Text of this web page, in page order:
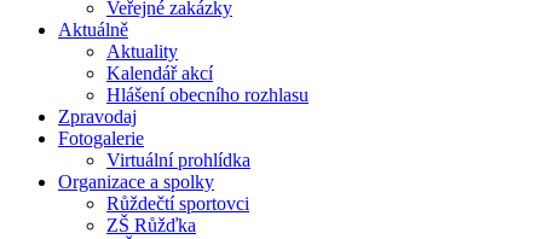
Veřejné zakázky
Aktuálně
Aktuality
Kalendář akcí
Hlášení obecního rozhlasu
Zpravodaj
Fotogalerie
Virtuální prohlídka
Organizace a spolky
Růždečtí sportovci
ZŠ Růžďka